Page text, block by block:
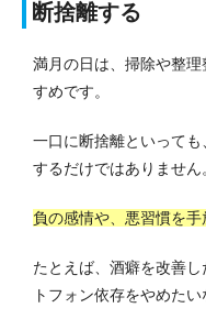
断捨離する
満月の日は、掃除や整
すめです。
一口に断捨離といって
するだけではありません
負の感情や、悪習慣を
たとえば、酒癖を改善
トフォン依存をやめたい